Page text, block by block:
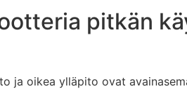
pitkän
ja oikea ylläpito ovat